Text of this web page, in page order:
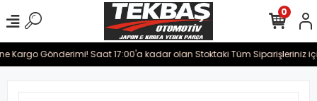
Kargo Gönderimi! Saat 17:00'a kadar olan Stoktaki Tüm Siparişleriniz
0